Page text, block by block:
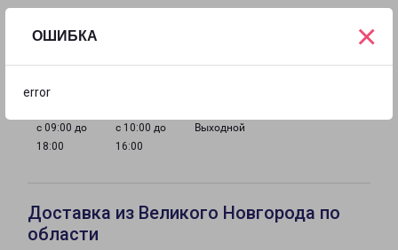
ОШИБКА
error
×
18:00
18:00
18:00
18:00
с 09:00 до
18:00
с 10:00 до
16:00
Выходной
Доставка из Великого Новгорода по
области